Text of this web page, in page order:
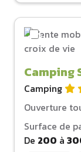
Camping
Camping
Ouverture
Surface de
De 200 à